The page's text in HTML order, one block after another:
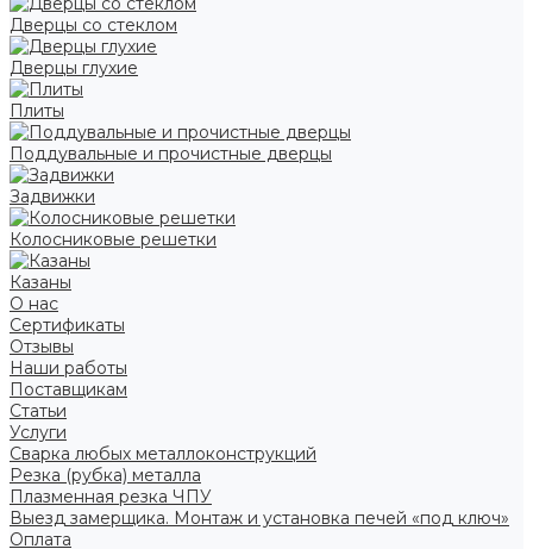
Дверцы со стеклом
Дверцы глухие
Плиты
Поддувальные и прочистные дверцы
Задвижки
Колосниковые решетки
Казаны
О нас
Сертификаты
Отзывы
Наши работы
Поставщикам
Статьи
Услуги
Сварка любых металлоконструкций
Резка (рубка) металла
Плазменная резка ЧПУ
Выезд замерщика. Монтаж и установка печей «под ключ»
Оплата